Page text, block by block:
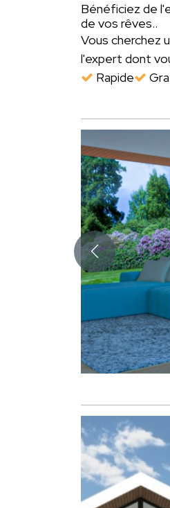
Bénéficiez de
de vos rêves..
Vous cherchez
l'expert dont
Rapide